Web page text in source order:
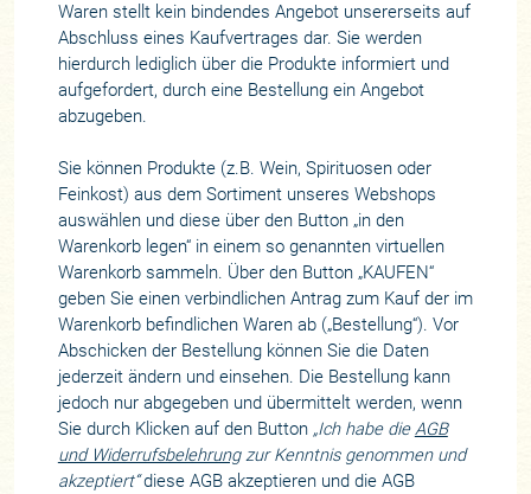
Waren stellt kein bindendes Angebot unsererseits auf
Abschluss eines Kaufvertrages dar. Sie werden
hierdurch lediglich über die Produkte informiert und
aufgefordert, durch eine Bestellung ein Angebot
abzugeben.
Sie können Produkte (z.B. Wein, Spirituosen oder
Feinkost) aus dem Sortiment unseres Webshops
auswählen und diese über den Button „in den
Warenkorb legen“ in einem so genannten virtuellen
Warenkorb sammeln. Über den Button „KAUFEN“
geben Sie einen verbindlichen Antrag zum Kauf der im
Warenkorb befindlichen Waren ab („Bestellung“). Vor
Abschicken der Bestellung können Sie die Daten
jederzeit ändern und einsehen. Die Bestellung kann
jedoch nur abgegeben und übermittelt werden, wenn
Sie durch Klicken auf den Button „Ich habe dieAGB
und Widerrufsbelehrungzur Kenntnis genommen und
akzeptiert“diese AGB akzeptieren und die AGB